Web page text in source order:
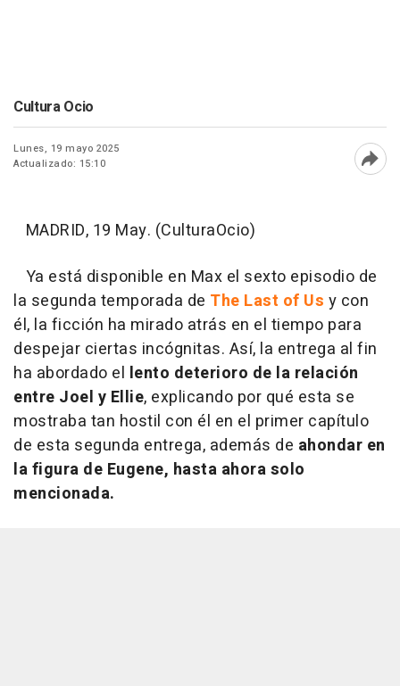
Cultura Ocio
Lunes, 19 mayo 2025
Actualizado: 15:10
MADRID, 19 May. (CulturaOcio)
Ya está disponible en Max el sexto episodio de
la segunda temporada de The Last of Us y con
él, la ficción ha mirado atrás en el tiempo para
despejar ciertas incógnitas. Así, la entrega al fin
ha abordado el lento deterioro de la relación
entre Joel y Ellie, explicando por qué esta se
mostraba tan hostil con él en el primer capítulo
de esta segunda entrega, además de ahondar en
la figura de Eugene, hasta ahora solo
mencionada.